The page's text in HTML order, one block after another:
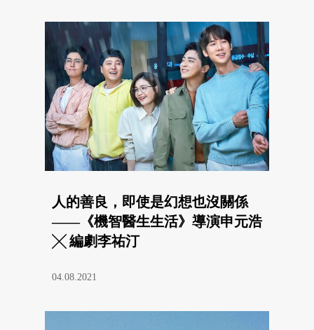
人的善良，即使是幻想也沒關係
——《機智醫生生活》導演申元浩
╳ 編劇李祐汀
04.08.2021